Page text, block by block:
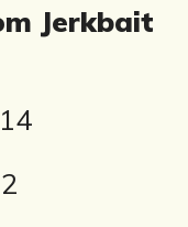
Jerkbait